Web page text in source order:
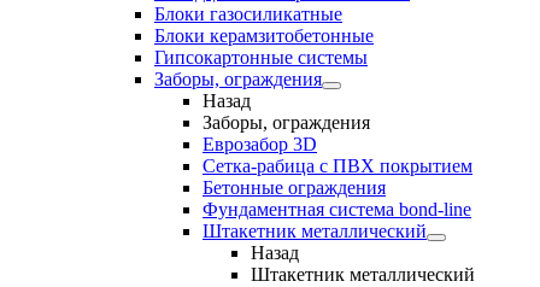
Блоки газосиликатные
Блоки керамзитобетонные
Гипсокартонные системы
Заборы, ограждения
Назад
Заборы, ограждения
Еврозабор 3D
Сетка-рабица с ПВХ покрытием
Бетонные ограждения
Фундаментная система bond-line
Штакетник металлический
Назад
Штакетник металлический